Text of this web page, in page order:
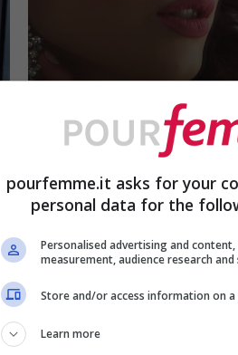
Il tocco chic
sera sono
pourfemme.it asks for your
personal data for the
Personalised advertising and
measurement, audience research
Store and/or access information on a
Learn more